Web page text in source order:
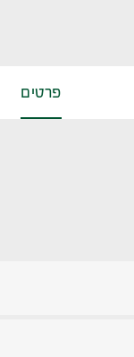
פרטים